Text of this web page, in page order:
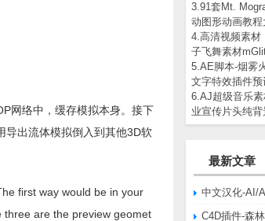
3.91套Mt.
动图形动画教程
4.高清视频素材
子飞舞素材
5.AE脚本-烟雾
文字特效插件预
6.AJ超级音乐
业宣传片头纯背
最新文章
网络中，缓存模拟本身。接下
导出流体模拟倒入到其他3D软
first way would be in your
three are the preview geomet